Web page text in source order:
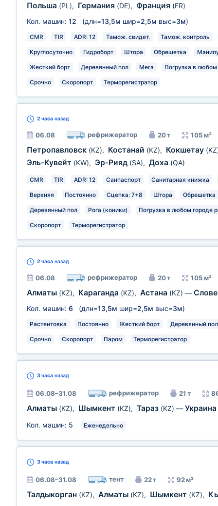
Польша (PL), Германия (DE), Франция (FR)
Кол. машин: 12 (длн=13,5м шир=2,5м выс=3м)
CMR TIR ADR: 12 Тамож. свидет. Тамож. контроль
Круглосуточно Гидроборт Штора Обрешетка
Жесткий борт Деревянный пол Мега Погрузка в любом
Срочно Скоропорт Терморегистратор
2 часа назад
06.08 рефрижератор 20 т 105 м³
Петропавловск (KZ), Костанай (KZ), Кокшетау
Эль-Кувейт (KW), Эр-Рияд (SA), Доха (QA)
CMR TIR ADR: 12 Санпаспорт Санитарная книжка
Верхняя Постоянно Сцепка: 7+8 Штора Обрешетка
Деревянный пол Рога (коники) Погрузка в любом городе
Скоропорт Терморегистратор
2 часа назад
06.08 рефрижератор 20 т 105 м³
Алматы (KZ), Караганда (KZ), Астана (KZ) —
Кол. машин: 6 (длн=13,5м шир=2,5м выс=3м)
Растентовка Постоянно Жесткий борт Деревянный пол
Срочно Скоропорт Паром Терморегистратор
3 часа назад
06.08–31.08 рефрижератор 21 т
Алматы (KZ), Шымкент (KZ), Тараз (KZ) — Украина
Кол. машин: 5 Еженедельно
3 часа назад
06.08–31.08 тент 22 т 92 м³
Талдыкорган (KZ), Алматы (KZ), Шымкент (KZ),